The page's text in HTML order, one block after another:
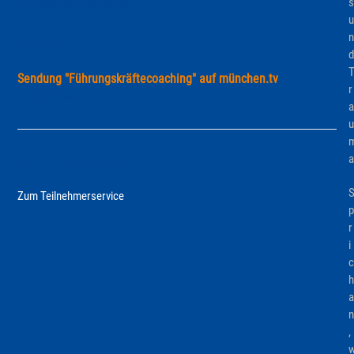
Sendung "Führungskräftecoaching" auf münchen.tv
Zum Teilnehmerservice
u
n
d
T
r
a
u
a
S
p
r
i
c
h
a
n
,